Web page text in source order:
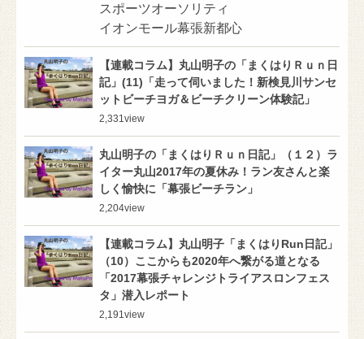
スポーツオーソリティ
イオンモール幕張新都心
【連載コラム】丸山明子の「まくはりＲｕｎ日
記」(11)「走って伺いました！新検見川サンセ
ットビーチヨガ＆ビーチクリーン体験記」
2,331 view
丸山明子の「まくはりＲｕｎ日記」（１２）ラ
イター丸山2017年の夏休み！ラン友さんと楽
しく愉快に「幕張ビーチラン」
2,204view
【連載コラム】丸山明子「まくはりRun日記」
（10）ここからも2020年へ繋がる道となる
「2017幕張チャレンジトライアスロンフェス
タ」潜入レポート
2,191 view